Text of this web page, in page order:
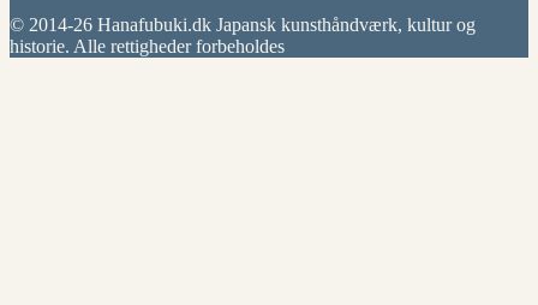
© 2014-26 Hanafubuki.dk Japansk kunsthåndværk, kultur og
historie. Alle rettigheder forbeholdes